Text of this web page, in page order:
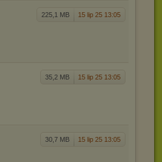
225,1 MB 15 lip 25 13:05
35,2 MB 15 lip 25 13:05
30,7 MB 15 lip 25 13:05